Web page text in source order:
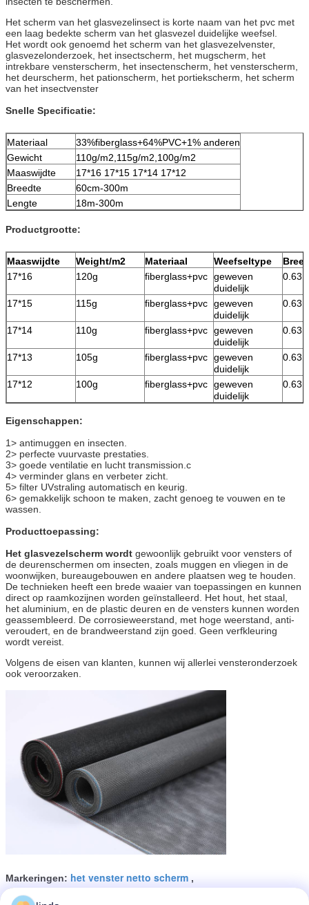
Het scherm van het glasvezelinsect is korte naam van het pvc met
een laag bedekte scherm van het glasvezel duidelijke weefsel.
Het wordt ook genoemd het scherm van het glasvezelvenster,
glasvezelonderzoek, het insectscherm, het mugscherm, het
intrekbare vensterscherm, het insectenscherm, het vensterscherm,
het deurscherm, het pationscherm, het portiekscherm, het scherm
van het insectvenster
Snelle Specificatie:
Materiaal
33%fiberglass+64%PVC+1% anderen
Gewicht
110g/m2,115g/m2,100g/m2
Maaswijdte
17*16 17*15 17*14 17*12
Breedte
60cm-300m
Lengte
18m-300m
Productgrootte:
Maaswijdte Weight/m2 Materiaal Weefseltype
17*16
120g fiberglass+pvc geweven
duidelijk
17*15 115g fiberglass+pvc geweven
duidelijk
17*14 110g fiberglass+pvc geweven
duidelijk
17*13 105g fiberglass+pvc geweven
duidelijk
17*12 100g fiberglass+pvc geweven
duidelijk
Eigenschappen:
1> antimuggen en insecten.
2> perfecte vuurvaste prestaties.
3> goede ventilatie en lucht transmission.c
4> verminder glans en verbeter zicht.
5> filter UVstraling automatisch en keurig.
6> gemakkelijk schoon te maken, zacht genoeg te vouwen en te
wassen.
Producttoepassing:
Het glasvezelscherm wordt gewoonlijk gebruikt voor vensters of
de deurenschermen om insecten, zoals muggen en vliegen in de
woonwijken, bureaugebouwen en andere plaatsen weg te houden.
De technieken heeft een brede waaier van toepassingen en kunnen
direct op raamkozijnen worden geïnstalleerd. Het hout, het staal,
het aluminium, en de plastic deuren en de vensters kunnen worden
geassembleerd. De corrosieweerstand, met hoge weerstand, anti-
veroudert, en de brandweerstand zijn goed. Geen verfkleuring
wordt vereist.
Volgens de eisen van klanten, kunnen wij allerlei vensteronderzoek
ook veroorzaken.
Markeringen: het venster netto scherm ,
de schermen van de veiligheidsvlieg